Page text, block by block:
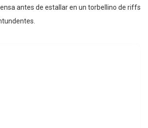
antes de estallar en un torbellino de riffs